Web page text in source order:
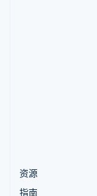
资源
指南